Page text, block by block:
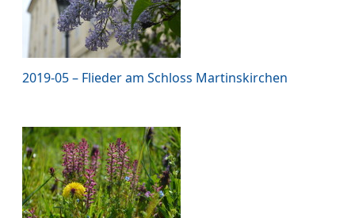
2019-05 – Flieder am Schloss Martinskirchen